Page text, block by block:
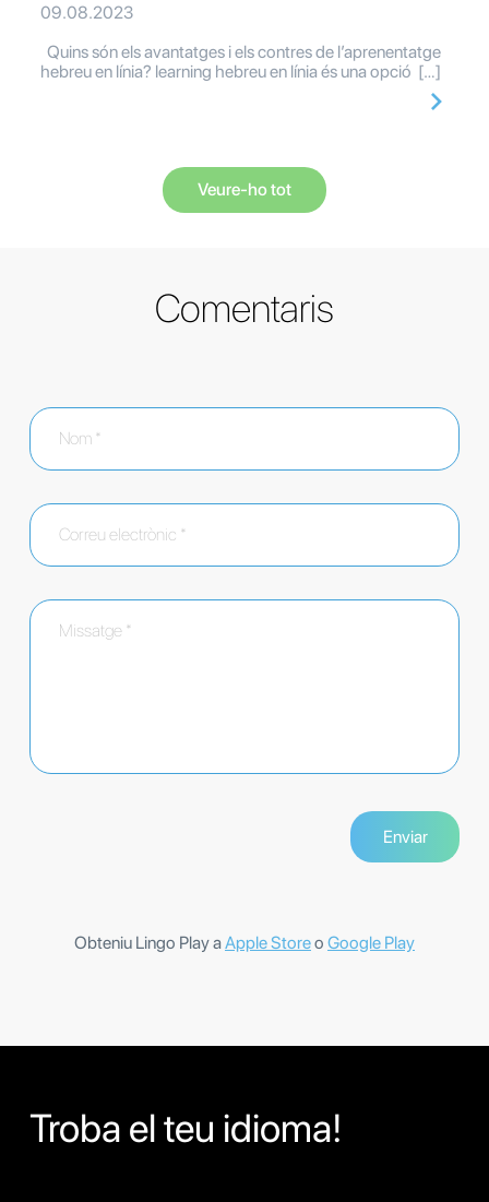
09.08.2023
Quins són els avantatges i els contres de l’aprenentatge
hebreu en línia? learning hebreu en línia és una opció […]
Veure-ho tot
Comentaris
Obteniu Lingo Play aApple Storeo Google Play
Troba el teu idioma!